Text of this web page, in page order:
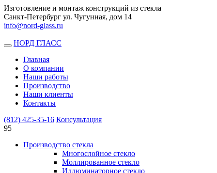
Изготовление и монтаж конструкций из стекла
Санкт-Петербург ул. Чугунная, дом 14
info@nord-glass.ru
Toggle
navigation
НОРД ГЛАСС
Главная
О компании
Наши работы
Производство
Наши клиенты
Контакты
(812) 425-35-16 Консультация
95
Производство стекла
Многослойное стекло
Моллированное стекло
Иллюминаторное стекло